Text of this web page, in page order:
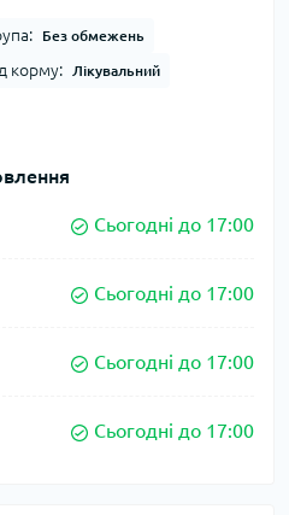
Без обмежень
корму: Лікувальний
Сьогодні до 17:00
Сьогодні до 17:00
Сьогодні до 17:00
Сьогодні до 17:00